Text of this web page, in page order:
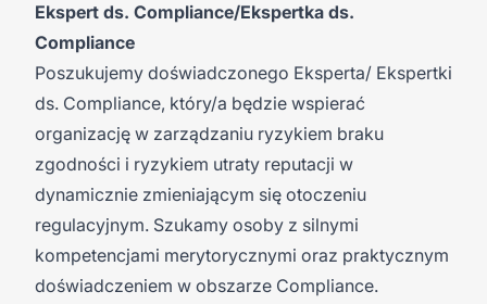
Ekspert ds. Compliance/Ekspertka ds.
Compliance
Poszukujemy doświadczonego Eksperta/ Ekspertki
ds. Compliance, który/a będzie wspierać
organizację w zarządzaniu ryzykiem braku
zgodności i ryzykiem utraty reputacji w
dynamicznie zmieniającym się otoczeniu
regulacyjnym. Szukamy osoby z silnymi
kompetencjami merytorycznymi oraz praktycznym
doświadczeniem w obszarze Compliance.